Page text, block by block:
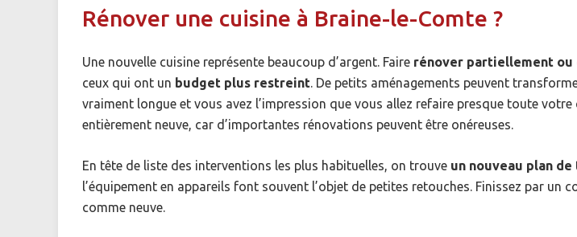
Rénover une cuisine à Braine-le-Comte ?
Une nouvelle cuisine représente beaucoup d’argent. Faire rénover partiellement
ceux qui ont un budget plus restreint. De petits aménagements peuvent
vraiment longue et vous avez l’impression que vous allez refaire presque toute
entièrement neuve, car d’importantes rénovations peuvent être onéreuses.
En tête de liste des interventions les plus habituelles, on trouve un nouveau plan
l’équipement en appareils font souvent l’objet de petites retouches. Finissez par
comme neuve.